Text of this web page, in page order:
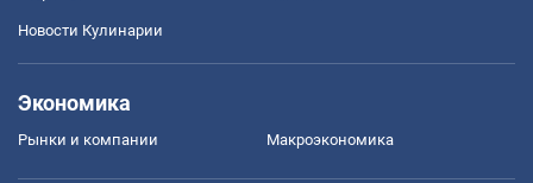
Новости Кулинарии
Экономика
Рынки и компании Mакроэкономика